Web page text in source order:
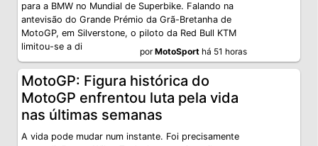
para a BMW no Mundial de Superbike. Falando na
antevisão do Grande Prémio da Grã-Bretanha de
MotoGP, em Silverstone, o piloto da Red Bull KTM
limitou-se a di
porMotoSport há 51 horas
MotoGP: Figura histórica do
MotoGP enfrentou luta pela vida
nas últimas semanas
A vida pode mudar num instante. Foi precisamente